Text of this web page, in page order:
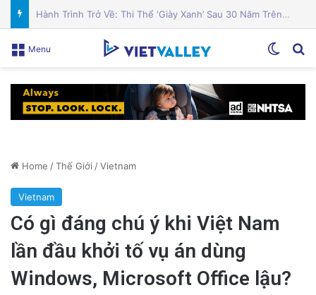
Cá hồi nướng gia vị Địa Trung Hải thơm ngon hấp dẫn
Menu
Home /Thế Giới /Vietnam
Vietnam
Có gì đáng chú ý khi Việt Nam
lần đầu khởi tố vụ án dùng
Windows, Microsoft Office lậu?